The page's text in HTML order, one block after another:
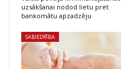
uzsākšanai nodod lietu pret
bankomātu apzadzēju
SABIEDRĪBA